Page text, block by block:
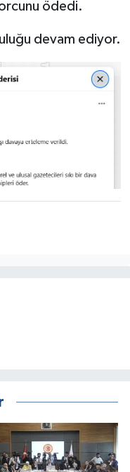
ödedi.
devam ediyor.